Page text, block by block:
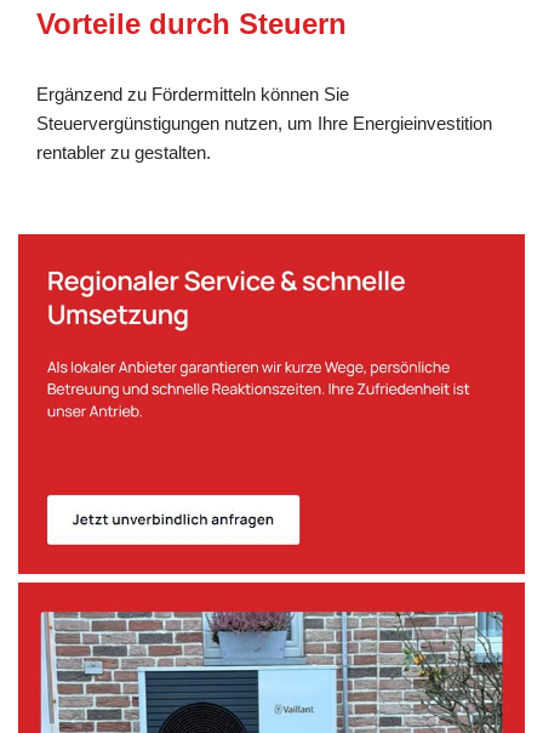
Vorteile durch Steuern
Ergänzend zu Fördermitteln können Sie
Steuervergünstigungen nutzen, um Ihre Energieinvestition
rentabler zu gestalten.